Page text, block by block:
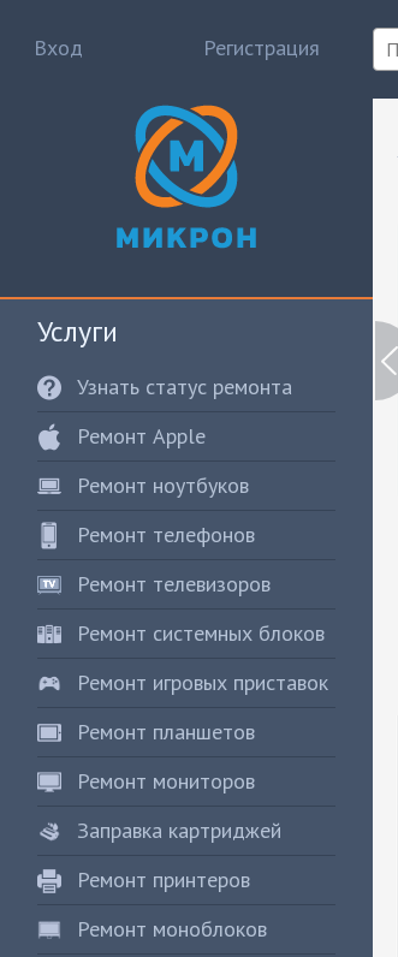
Вход Регистрация
Услуги
Узнать статус ремонта
Ремонт Apple
Ремонт ноутбуков
Ремонт телефонов
Ремонт телевизоров
Ремонт системных блоков
Ремонт игровых приставок
Ремонт планшетов
Ремонт мониторов
Заправка картриджей
Ремонт принтеров
Ремонт моноблоков